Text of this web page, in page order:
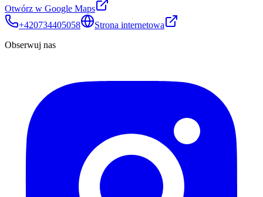
Otwórz w Google Maps
+420734405058
Strona internetowa
Obserwuj nas